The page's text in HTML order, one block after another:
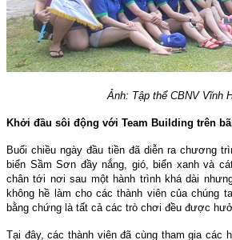
Ảnh: Tập thể CBNV Vĩnh
Khởi đầu sôi động với Team Building trên
Buổi chiều ngày đầu tiền đã diễn ra chương
biển Sầm Sơn đầy nắng, gió, biển xanh và
chân tới nơi sau một hành trình khá dài
không hề làm cho các thành viên của chúng
bằng chứng là tất cả các trò chơi đều được
Tại đây, các thành viên đã cùng tham gia các